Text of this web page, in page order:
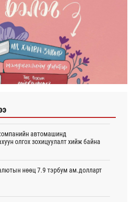
автомашинд
олгох зохицуулалт хийж байна
нөөц 7.9 тэрбум ам.долларт